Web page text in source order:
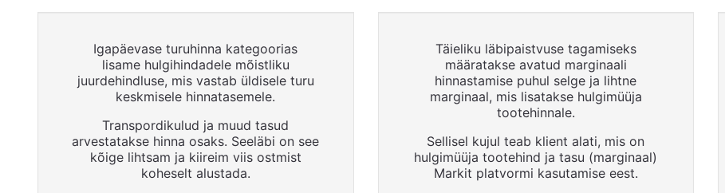
Igapäevase turuhinna kategoorias
lisame hulgihindadele mõistliku
juurdehindluse, mis vastab üldisele turu
keskmisele hinnatasemele.
Transpordikulud ja muud tasud
arvestatakse hinna osaks. Seeläbi on see
kõige lihtsam ja kiireim viis ostmist
koheselt alustada.
Täieliku läbipaistvuse tagamiseks
määratakse avatud marginaali
hinnastamise puhul selge ja lihtne
marginaal, mis lisatakse hulgimüüja
tootehinnale.
Sellisel kujul teab klient alati, mis on
hulgimüüja tootehind ja tasu (marginaal)
Markit platvormi kasutamise eest.